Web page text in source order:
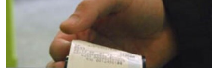
ՄԻՋԱԶԳԱՅԻՆ
ՄՇԱԿՈՒՅԹ
ՍՊՈՐՏ